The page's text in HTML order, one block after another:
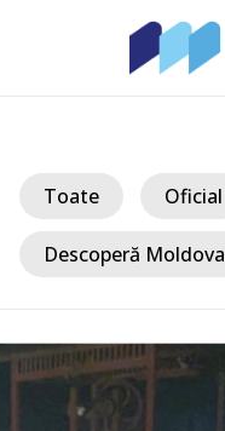
Toate Oficial
Descoperă Moldova